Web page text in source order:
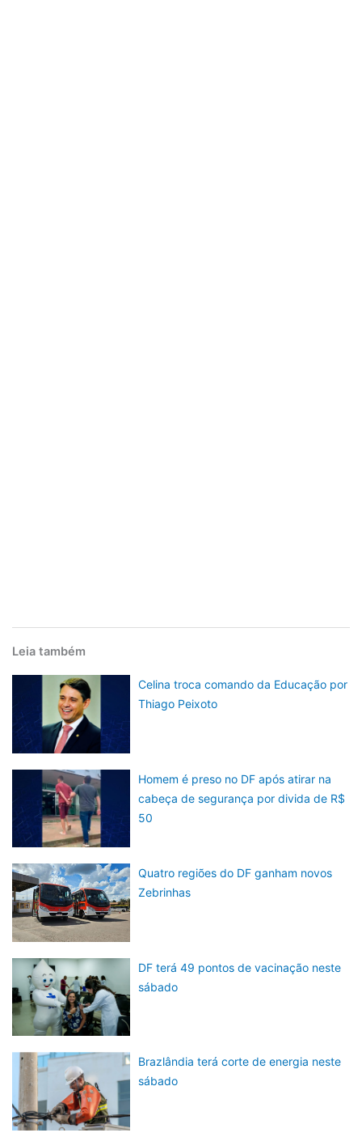
Leia também
Celina troca comando da Educação por
Thiago Peixoto
Homem é preso no DF após atirar na
cabeça de segurança por divida de R$
50
Quatro regiões do DF ganham novos
Zebrinhas
DF terá 49 pontos de vacinação neste
sábado
Brazlândia terá corte de energia neste
sábado